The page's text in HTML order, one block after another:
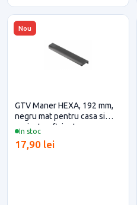
Nou
In stoc
GTV Maner HEXA, 192 mm,
negru mat pentru casa si
proiecte eficiente
17,90 lei